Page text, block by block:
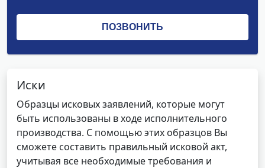
Иски
Образцы исковых заявлений, которые могут
быть использованы в ходе исполнительного
производства. С помощью этих образцов Вы
сможете составить правильный исковой акт,
учитывая все необходимые требования и